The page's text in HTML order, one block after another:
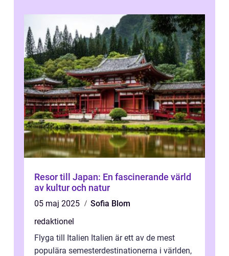
Resor till Japan: En fascinerande värld
av kultur och natur
05 maj 2025
Sofia Blom
redaktionel
Flyga till Italien Italien är ett av de mest
populära semesterdestinationerna i världen,